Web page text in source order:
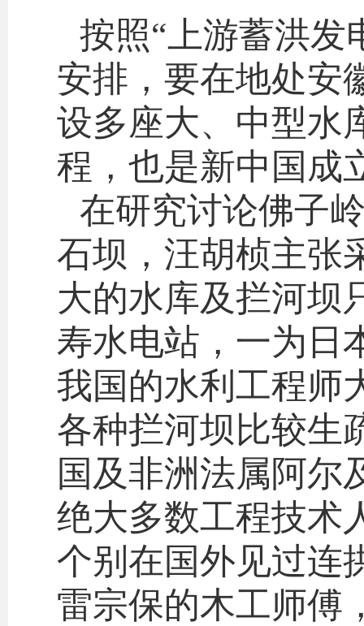
按照“上游蓄洪发
安排，要在地处安
设多座大、中型水
程，也是新中国成
在研究讨论佛子
石坝，汪胡桢主张
大的水库及拦河坝
寿水电站，一为日
我国的水利工程师
各种拦河坝比较生
国及非洲法属阿尔
绝大多数工程技术
个别在国外见过连
雷宗保的木工师傅